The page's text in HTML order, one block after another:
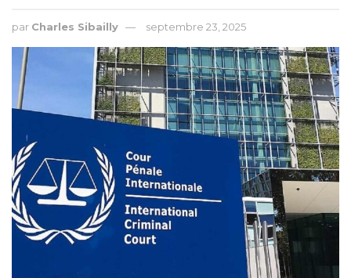
par Charles Sibailly septembre 23, 2025